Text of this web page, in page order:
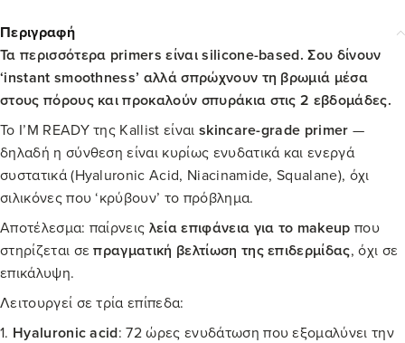
Περιγραφή
Τα περισσότερα primers είναι silicone-based. Σου δίνουν
‘instant smoothness’ αλλά σπρώχνουν τη βρωμιά μέσα
στους πόρους και προκαλούν σπυράκια στις 2 εβδομάδες.
Το I’M READY της Kallist είναι skincare-grade primer —
δηλαδή η σύνθεση είναι κυρίως ενυδατικά και ενεργά
συστατικά (Hyaluronic Acid, Niacinamide, Squalane), όχι
σιλικόνες που ‘κρύβουν’ το πρόβλημα.
Αποτέλεσμα: παίρνεις λεία επιφάνεια για το makeup που
στηρίζεται σεπραγματική βελτίωση της επιδερμίδας, όχι σε
επικάλυψη.
Λειτουργεί σε τρία επίπεδα:
1. Hyaluronic acid: 72 ώρες ενυδάτωση που εξομαλύνει την